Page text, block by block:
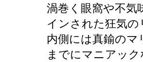
渦巻く眼窩や不
インされた狂気
内側には真鍮の
までにマニアッ